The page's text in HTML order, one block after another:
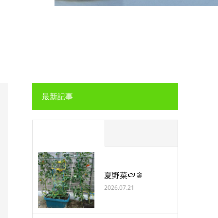
最新記事
夏野菜🍉🫑
2026.07.21